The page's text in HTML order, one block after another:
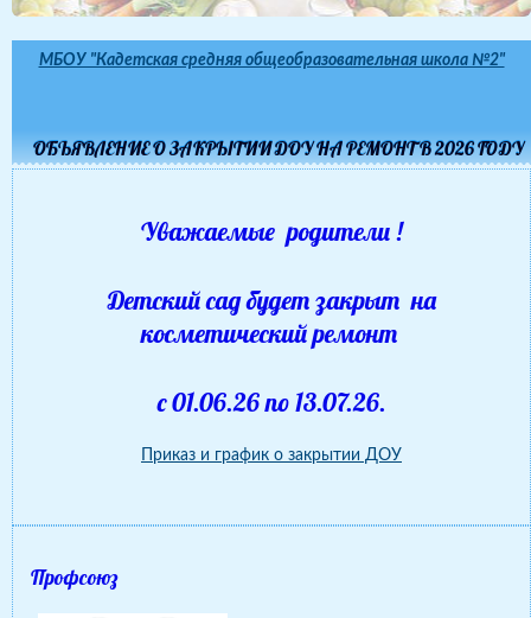
МБОУ "Кадетская средняя общеобразовательная школа №2"
ОБЪЯВЛЕНИЕ О ЗАКРЫТИИ ДОУ НА РЕМОНТ В 2026 ГОДУ
Уважаемые родители !
Детский сад будет закрыт на
косметический ремонт
с 01.06.26 по 13.07.26.
Приказ и график о закрытии ДОУ
Профсоюз